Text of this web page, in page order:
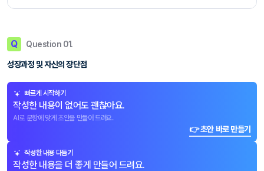
Q Question 01.
성장과정 및 자신의 장단점
빠르게 시작하기
작성한 내용이 없어도 괜찮아요.
AI로 문항에 맞게 초안을 만들어 드려요.
👉 초안 바로 만들기
작성한 내용 다듬기
작성한 내용을 더 좋게 만들어 드려요.